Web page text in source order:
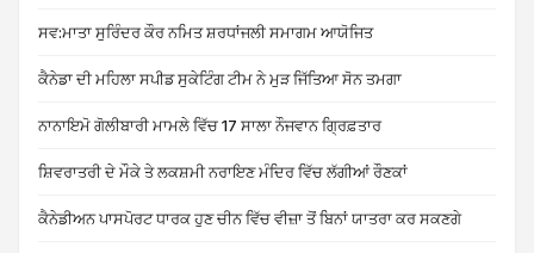
ਸਵ:ਮਾਤਾ ਸੁਰਿੰਦਰ ਕੌਰ ਨਮਿਤ ਸ਼ਰਧਾਂਜਲੀ ਸਮਾਗਮ ਆਯੋਜਿਤ
ਕੈਨੇਡਾ ਦੀ ਮਹਿਲਾ ਸਪੀਡ ਸੁਕੇਟਿੰਗ ਟੀਮ ਨੇ ਮੁੜ ਜਿੱਤਿਆ ਸੋਨ ਤਮਗਾ
ਨਾਨਾਇਮੋ ਗੋਲੀਬਾਰੀ ਮਾਮਲੇ ਵਿੱਚ 17 ਸਾਲਾ ਨੌਜਵਾਨ ਗ੍ਰਿਫ਼ਤਾਰ
ਸ਼ਿਵਰਾਤਰੀ ਦੇ ਮੌਕੇ ਤੇ ਲਕਸ਼ਮੀ ਨਰਾਇਣ ਮੰਦਿਰ ਵਿੱਚ ਲੱਗੀਆਂ ਰੌਣਕਾਂ
ਕੈਨੇਡੀਅਨ ਪਾਸਪੋਰਟ ਧਾਰਕ ਹੁਣ ਚੀਨ ਵਿੱਚ ਵੀਜ਼ਾ ਤੋਂ ਬਿਨਾਂ ਯਾਤਰਾ ਕਰ ਸਕਣਗੇ